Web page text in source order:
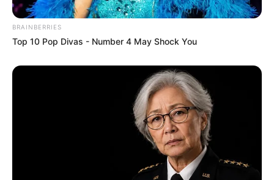
BRAINBERRIES
Top 10 Pop Divas - Number 4 May Shock You